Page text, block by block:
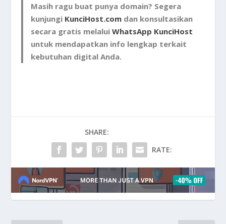
Masih ragu buat punya domain? Segera
kunjungi KunciHost.com dan konsultasikan
secara gratis melaluiWhatsApp KunciHost
untuk mendapatkan info lengkap terkait
kebutuhan digital Anda.
SHARE:
RATE: